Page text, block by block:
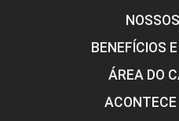
BENEFÍCIOS
ÁREA DO
ACONTECE